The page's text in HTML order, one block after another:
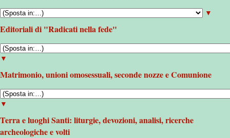
▼
Editoriali di "Radicati nella fede"
▼
Matrimonio, unioni omosessuali, seconde nozze e Comunione
▼
Terra e luoghi Santi: liturgie, devozioni, analisi, ricerche
archeologiche e volti